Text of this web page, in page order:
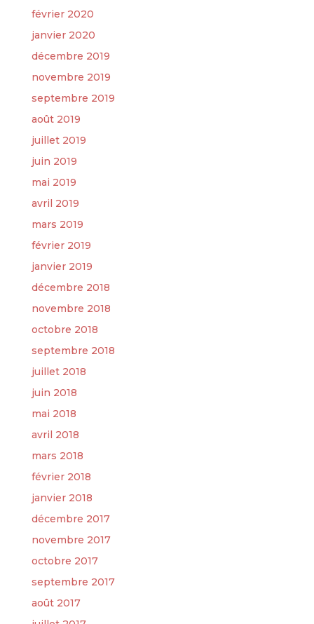
février 2020
janvier 2020
décembre 2019
novembre 2019
septembre 2019
août 2019
juillet 2019
juin 2019
mai 2019
avril 2019
mars 2019
février 2019
janvier 2019
décembre 2018
novembre 2018
octobre 2018
septembre 2018
juillet 2018
juin 2018
mai 2018
avril 2018
mars 2018
février 2018
janvier 2018
décembre 2017
novembre 2017
octobre 2017
septembre 2017
août 2017